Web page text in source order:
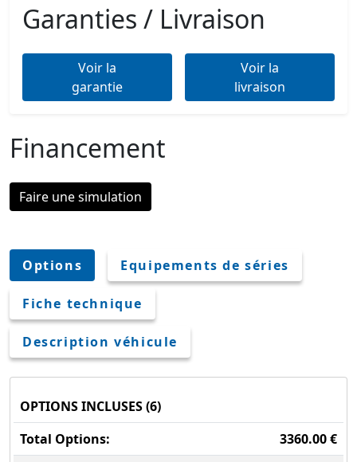
Garanties / Livraison
Voir la
garantie
Voir la
livraison
Financement
Faire une simulation
Options Equipements de séries
Fiche technique
Description véhicule
OPTIONS INCLUSES (6)
Total Options:
3360.00 €